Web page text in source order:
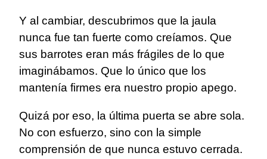
Y al cambiar, descubrimos que la jaula
nunca fue tan fuerte como creíamos. Que
sus barrotes eran más frágiles de lo que
imaginábamos. Que lo único que los
mantenía firmes era nuestro propio apego.
Quizá por eso, la última puerta se abre sola.
No con esfuerzo, sino con la simple
comprensión de que nunca estuvo cerrada.